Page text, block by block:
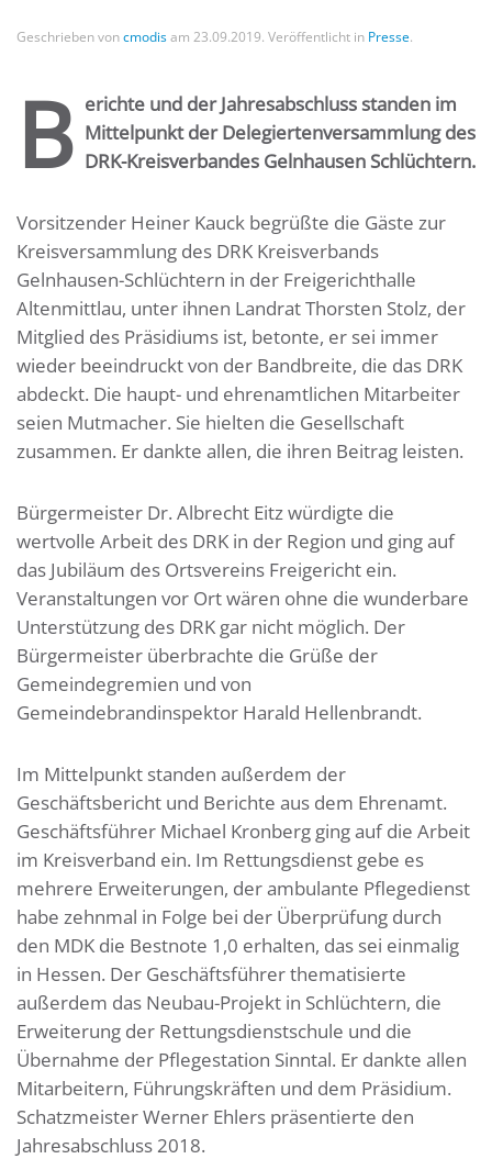
Geschrieben voncmodisam 23.09.2019. Veröffentlicht in Presse.
B erichte und der Jahresabschluss standen im
Mittelpunkt der Delegiertenversammlung des
DRK-Kreisverbandes Gelnhausen Schlüchtern.
Vorsitzender Heiner Kauck begrüßte die Gäste zur
Kreisversammlung des DRK Kreisverbands
Gelnhausen-Schlüchtern in der Freigerichthalle
Altenmittlau, unter ihnen Landrat Thorsten Stolz, der
Mitglied des Präsidiums ist, betonte, er sei immer
wieder beeindruckt von der Bandbreite, die das DRK
abdeckt. Die haupt- und ehrenamtlichen Mitarbeiter
seien Mutmacher. Sie hielten die Gesellschaft
zusammen. Er dankte allen, die ihren Beitrag leisten.
Bürgermeister Dr. Albrecht Eitz würdigte die
wertvolle Arbeit des DRK in der Region und ging auf
das Jubiläum des Ortsvereins Freigericht ein.
Veranstaltungen vor Ort wären ohne die wunderbare
Unterstützung des DRK gar nicht möglich. Der
Bürgermeister überbrachte die Grüße der
Gemeindegremien und von
Gemeindebrandinspektor Harald Hellenbrandt.
Im Mittelpunkt standen außerdem der
Geschäftsbericht und Berichte aus dem Ehrenamt.
Geschäftsführer Michael Kronberg ging auf die Arbeit
im Kreisverband ein. Im Rettungsdienst gebe es
mehrere Erweiterungen, der ambulante Pflegedienst
habe zehnmal in Folge bei der Überprüfung durch
den MDK die Bestnote 1,0 erhalten, das sei einmalig
in Hessen. Der Geschäftsführer thematisierte
außerdem das Neubau-Projekt in Schlüchtern, die
Erweiterung der Rettungsdienstschule und die
Übernahme der Pflegestation Sinntal. Er dankte allen
Mitarbeitern, Führungskräften und dem Präsidium.
Schatzmeister Werner Ehlers präsentierte den
Jahresabschluss 2018.